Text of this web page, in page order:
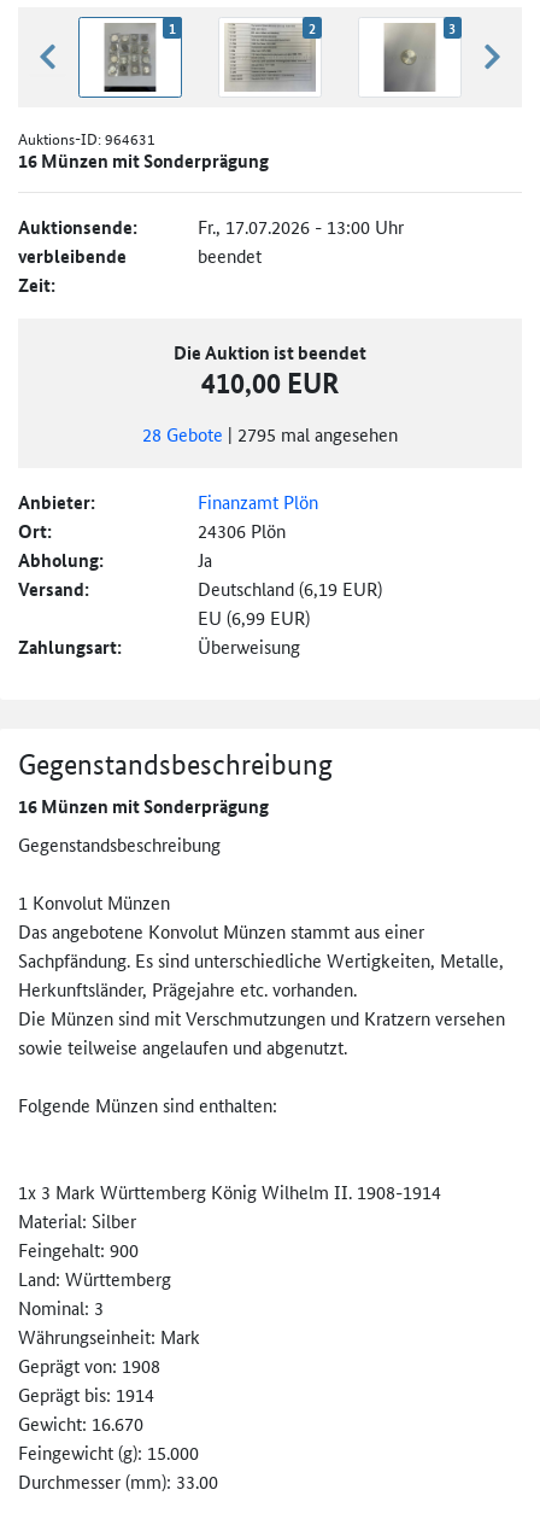
zurück blättern
1 2 3
Auktions-ID:964631
16 Münzen mit Sonderprägung
Auktionsende: Fr., 17.07.2026 - 13:00 Uhr
verbleibende
Zeit:
beendet
Die Auktion ist beendet
410,00 EUR
28 Gebote | 2795 mal angesehen
Anbieter: Finanzamt Plön
Ort: 24306 Plön
Abholung: Ja
Versand:
Deutschland (6,19 EUR)
EU (6,99 EUR)
Zahlungsart: Überweisung
Gegenstandsbeschreibung
16 Münzen mit Sonderprägung
Gegenstandsbeschreibung
1 Konvolut Münzen
Das angebotene Konvolut Münzen stammt aus einer
Sachpfändung. Es sind unterschiedliche Wertigkeiten, Metalle,
Herkunftsländer, Prägejahre etc. vorhanden.
Die Münzen sind mit Verschmutzungen und Kratzern versehen
sowie teilweise angelaufen und abgenutzt.
Folgende Münzen sind enthalten:
1x 3 Mark Württemberg König Wilhelm II. 1908-1914
Material: Silber
Feingehalt: 900
Land: Württemberg
Nominal: 3
Währungseinheit: Mark
Geprägt von: 1908
Geprägt bis: 1914
Gewicht: 16.670
Feingewicht (g): 15.000
Durchmesser (mm): 33.00